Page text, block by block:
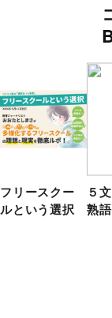
フリースクー
ルという選択
５
熟語